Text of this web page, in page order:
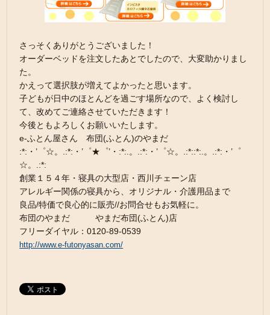
さっそくありがとうございました！
オーダーベッドを注文したあとでしたので、大変助かりまし
た。
かえって選択肢が増えてよかったと思います。
子どもが日中のほとんどを過ごす場所なので、よく検討し
て、改めてご連絡させていただきます！
今後ともよろしくお願いいたします。
e-ふとん屋さん 布団(ふとん)のやまだ
:*:・’゜☆。.:*:・’゜★゜’・:*:.。.:*:・’゜☆。.:*::*:.。.:*:・’゜
☆。.:*:
創業１５４年・寝具の大型店・西川チェーン店
アレルギー関係の寝具から、オリジナル・介護用品まで
良品/特価で良心的に販売//お問合せもお気軽に。
布団のやまだ やまだ布団(ふとん)店
フリーダイヤル：0120-89-0539
http://www.e-futonyasan.com/